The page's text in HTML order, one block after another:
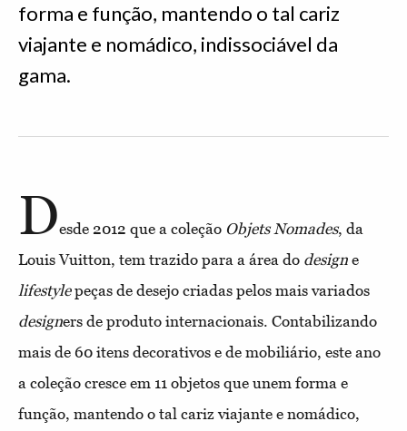
forma e função, mantendo o tal cariz
viajante e nomádico, indissociável da
gama.
Desde 2012 que a coleção Objets Nomades, da
Louis Vuitton, tem trazido para a área do design e
lifestylepeças de desejo criadas pelos mais variados
designers de produto internacionais. Contabilizando
mais de 60 itens decorativos e de mobiliário, este ano
a coleção cresce em 11 objetos que unem forma e
função, mantendo o tal cariz viajante e nomádico,